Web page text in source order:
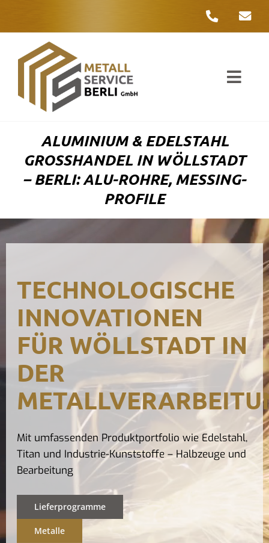
ALUMINIUM & EDELSTAHL
GROSSHANDEL IN WÖLLSTADT –
BERLI: ALU-ROHRE, MESSING-P
ROFILE
TECHNOLOGISCHE
INNOVATIONEN
FÜR WÖLLSTADT IN
DER
Mit umfassenden Produktportfolio wie Edelstahl,
Titan und Industrie-Kunststoffe – Halbzeuge und
Bearbeitung
Lieferprogramme
Metalle